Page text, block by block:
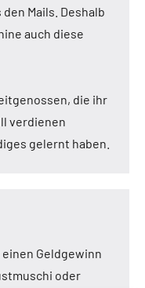
Mails. Deshalb
auch diese
die ihr
verdienen
gelernt haben.
Geldgewinn
oder